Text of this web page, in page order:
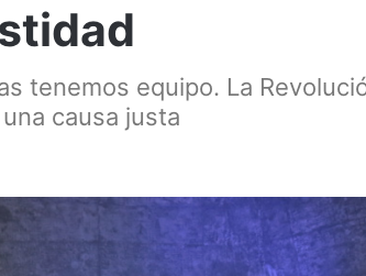
tenemos equipo. La
causa justa